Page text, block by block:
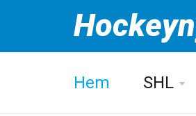
Hem SHL